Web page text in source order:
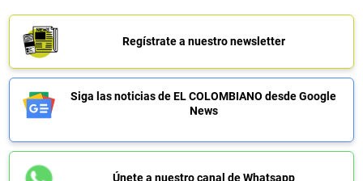
Regístrate a nuestro newsletter
Siga las noticias de EL COLOMBIANO desde Google
News
Únete a nuestro canal de Whatsapp